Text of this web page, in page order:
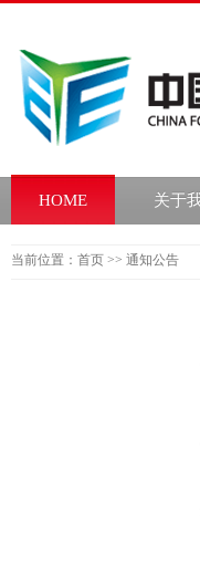
HOME 关于
当前位置：首页 >> 通知公告